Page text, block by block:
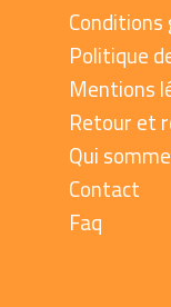
Politique
Mentions
Retour et
Qui
Contact
Faq